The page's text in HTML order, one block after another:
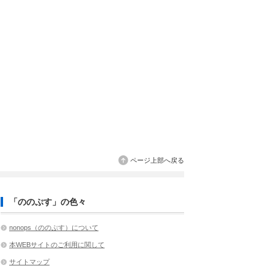
ページ上部へ戻る
「ののぷす」の色々
nonops（ののぷす）について
本WEBサイトのご利用に関して
サイトマップ